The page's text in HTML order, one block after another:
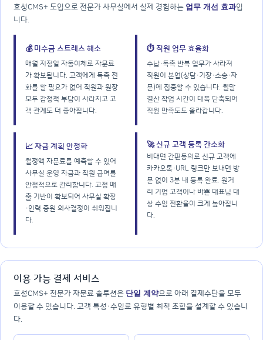
효성CMS+ 도입으로 전문가 사무실에서 실제 경험하는 업무 개선 효과입
니다.
💰 미수금 스트레스 해소
매월 지정일 자동이체로 자문료
가 확보됩니다. 고객에게 독촉 전
화를 할 필요가 없어 직원과 원장
모두 감정적 부담이 사라지고 고
객 관계도 더 좋아집니다.
⏱️ 직원 업무 효율화
수납·독촉 반복 업무가 사라져
직원이 본업(상담·기장·소송·자
문)에 집중할 수 있습니다. 월말
결산 작업 시간이 대폭 단축되어
직원 만족도도 올라갑니다.
📈 자금 계획 안정화
월정액 자문료를 예측할 수 있어
사무실 운영 자금과 직원 급여를
안정적으로 관리합니다. 고정 매
출 기반이 확보되어 사무실 확장
·인력 충원 의사결정이 쉬워집니
다.
🚀 신규 고객 등록 간소화
비대면 간편동의로 신규 고객에
카카오톡·URL 링크만 보내면 방
문 없이 3분 내 등록 완료. 원거
리 기업 고객이나 바쁜 대표님 대
상 수임 전환율이 크게 높아집니
다.
이용 가능 결제 서비스
효성CMS+ 전문가 자문료 솔루션은 단일 계약으로 아래 결제수단을 모두
이용할 수 있습니다. 고객 특성·수임료 유형별 최적 조합을 설계할 수 있습니
다.